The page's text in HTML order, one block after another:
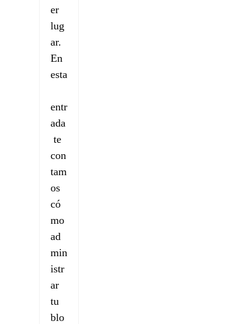
er
lug
ar.
En
esta
entr
ada
te
con
tam
os
có
mo
ad
min
istr
ar
tu
blo